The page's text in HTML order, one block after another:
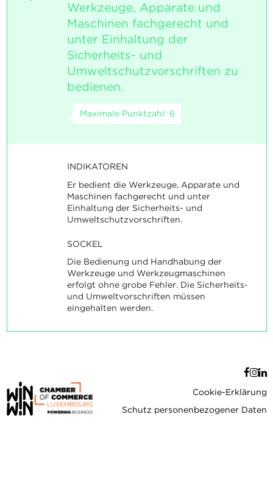
Werkzeuge, Apparate und
Maschinen fachgerecht und
unter Einhaltung der
Sicherheits- und
Umweltschutzvorschriften zu
bedienen.
Maximale Punktzahl: 6
INDIKATOREN
Er bedient die Werkzeuge, Apparate und
Maschinen fachgerecht und unter
Einhaltung der Sicherheits- und
Umweltschutzvorschriften.
SOCKEL
Die Bedienung und Handhabung der
Werkzeuge und Werkzeugmaschinen
erfolgt ohne grobe Fehler. Die Sicherheits-
und Umweltvorschriften müssen
eingehalten werden.
Cookie-Erklärung
Schutz personenbezogener Daten